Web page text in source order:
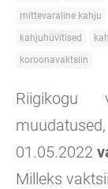
mittevaraline kahju
kahjuhüvitised
koroonavaktsiin
01.05.2022
Milleks